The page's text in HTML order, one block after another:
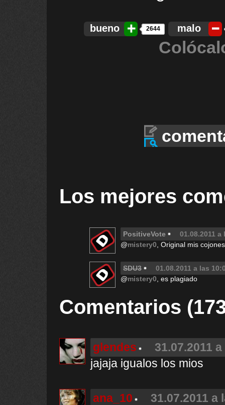
bueno 2644 malo
Los mejores
PositiveVote
01.08.2011 a
@mistery0 , Original mis
SDU3
01.08.2011 a las
@mistery0 , es plagiado
Comentarios
glendes
31.07.2011
jajaja igualos los mios
ana_10
31.07.2011 a